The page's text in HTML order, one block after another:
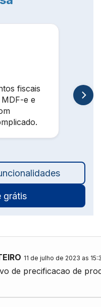
fiscais
e e
grátis
11 de julho de 2023 as
de precificacao de